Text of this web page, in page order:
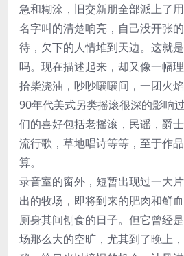
急和糊涂，旧交新朋全部派上了
名字叫的清楚响亮，自己没开张
待，欠下的人情堆到天边。这就
吗。现在描述起来，却又像一幅
拾柴浇油，吵吵嚷嚷间，一团火焰
90年代美式另类摇滚很深的影响
们的喜好包括老摇滚，民谣，爵
流行歌，草地唱诗等等，至于作
算。
录音室的窗外，短暂出现过一大
出的牧场，即将到来的肥肉和鲜
厕身其间刨食的日子。但它曾经
场那么大的空旷，尤其到了晚上